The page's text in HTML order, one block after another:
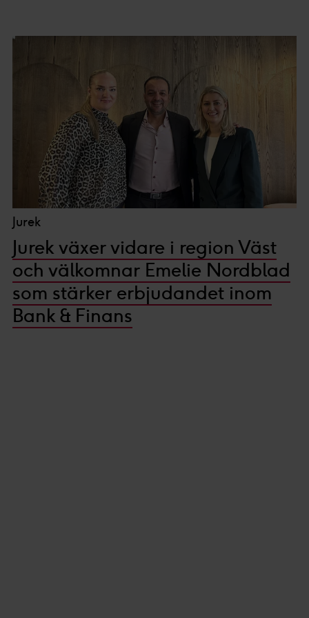
Du kan läsa mer om hur vi använder cookies och annan
integritetspolicy.
Vi och våra partners processar den insamlade datan
efter ditt godkännande eller legitima intresse för
Personaliserat innehåll och annonser, statistik från
innehåll och annonser samt användar-, insikt- och
produktutveckling.
Jurek
Jurek växer vidare i region Väst
och välkomnar Emelie Nordblad
som stärker erbjudandet inom
Bank & Finans